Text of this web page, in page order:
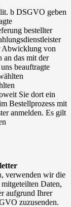
b DSGVO geben
bestellter
Abwicklung von
an das mit der
beauftragte
Sie dort ein
Bestellprozess mit
anmelden. Es gilt
verwenden wir die
Daten,
aufgrund Ihrer
zuzusenden.